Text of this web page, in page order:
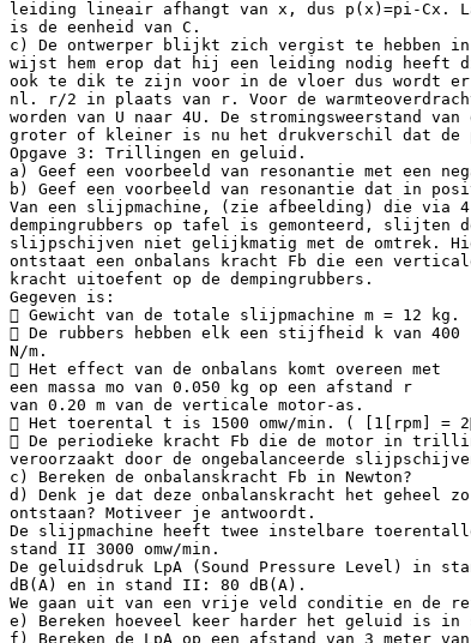
leiding lineair afhangt van x, dus p(x)=pi-Cx.
is de eenheid van C.
c) De ontwerper blijkt zich vergist te hebben in
wijst hem erop dat hij een leiding nodig
ook te dik te zijn voor in de vloer dus wordt
nl. r/2 in plaats van r. Voor de warmteoverdracht
worden van U naar 4U. De stromingsweerstand
groter of kleiner is nu het drukverschil dat de
Opgave 3: Trillingen en geluid.
a) Geef een voorbeeld van resonantie met een
b) Geef een voorbeeld van resonantie dat in
Van een slijpmachine, (zie afbeelding) die via
dempingrubbers op tafel is gemonteerd, slijten
slijpschijven niet gelijkmatig met de omtrek.
ontstaat een onbalans kracht Fb die een
kracht uitoefent op de dempingrubbers.
Gegeven is:
 Gewicht van de totale slijpmachine m = 12 kg.
 De rubbers hebben elk een stijfheid k van 400
N/m.
 Het effect van de onbalans komt overeen met
een massa mo van 0.050 kg op een afstand r
van 0.20 m van de verticale motor-as.
 Het toerental t is 1500 omw/min. ( [1[rpm]
 De periodieke kracht Fb die de motor in
veroorzaakt door de ongebalanceerde
c) Bereken de onbalanskracht Fb in Newton?
d) Denk je dat deze onbalanskracht het geheel
ontstaan? Motiveer je antwoordt.
De slijpmachine heeft twee instelbare
stand II 3000 omw/min.
De geluidsdruk LpA (Sound Pressure Level) in
dB(A) en in stand II: 80 dB(A).
We gaan uit van een vrije veld conditie en de
e) Bereken hoeveel keer harder het geluid is
f) Bereken de LpA op een afstand van 3 meter